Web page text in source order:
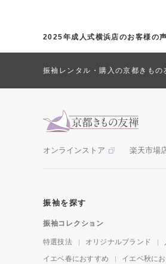
2025年成人式横浜店のお客様の
振袖レンタル・購入の京都きもの
オンラインストア 楽天市場
振袖を探す
振袖コレクション
特選技法 オリジナルブランド
イエベ春におすすめ
イエベ秋に